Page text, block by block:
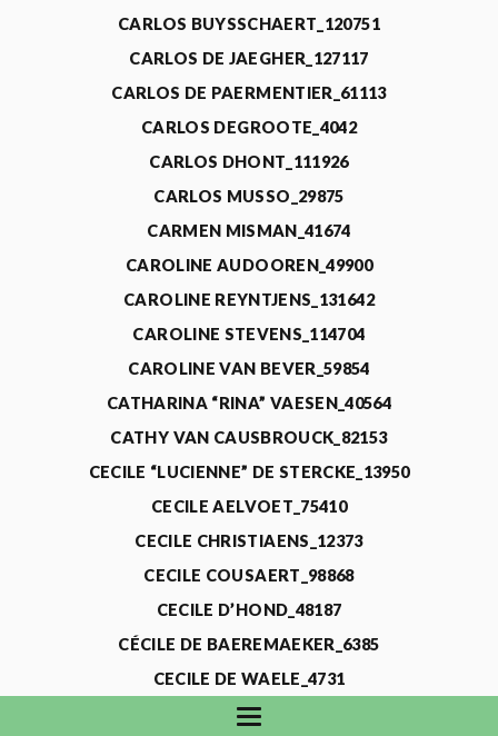
CARLOS BUYSSCHAERT_120751
CARLOS DE JAEGHER_127117
CARLOS DE PAERMENTIER_61113
CARLOS DEGROOTE_4042
CARLOS DHONT_111926
CARLOS MUSSO_29875
CARMEN MISMAN_41674
CAROLINE AUDOOREN_49900
CAROLINE REYNTJENS_131642
CAROLINE STEVENS_114704
CAROLINE VAN BEVER_59854
CATHARINA “RINA” VAESEN_40564
CATHY VAN CAUSBROUCK_82153
CECILE “LUCIENNE” DE STERCKE_13950
CECILE AELVOET_75410
CECILE CHRISTIAENS_12373
CECILE COUSAERT_98868
CECILE D’HOND_48187
CÉCILE DE BAEREMAEKER_6385
CECILE DE WAELE_4731
CECILE DEVOS_115318